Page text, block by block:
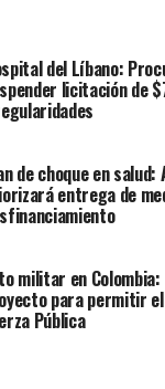
del Líbano:
licitación de
de choque en salud:
entrega de
militar en
para permitir
Pública